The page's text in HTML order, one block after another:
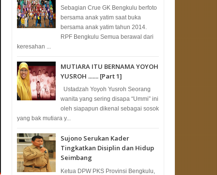
Sebagian Crue GK Bengkulu berfoto
bersama anak yatim saat buka
bersama anak yatim tahun 2014.
RPF Bengkulu Semua berawal dari
keresahan ...
MUTIARA ITU BERNAMA YOYOH
YUSROH ....... [Part 1]
Ustadzah Yoyoh Yusroh Seorang
wanita yang sering disapa “Ummi” ini
oleh siapapun dikenal sebagai sosok
yang bak mutiara y...
Sujono Serukan Kader
Tingkatkan Disiplin dan Hidup
Seimbang
Ketua DPW PKS Provinsi Bengkulu,